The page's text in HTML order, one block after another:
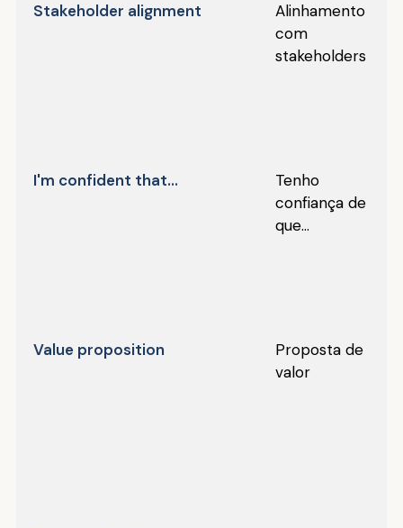
Stakeholder alignment
Alinhamento
com
stakeholders
I'm confident that...
Tenho
confiança de
que...
Value proposition
Proposta de
valor